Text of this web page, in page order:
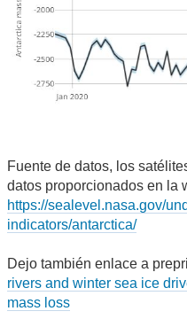
Fuente de datos, los
datos proporcionados en la
https://sealevel.nasa.gov/
indicators/antarctica/
Dejo también enlace a
rivers and winter sea ice
mass loss